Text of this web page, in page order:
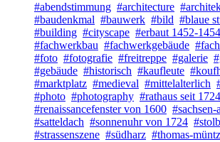
#abendstimmung #architecture
#baudenkmal #bauwerk #bild #blaue
#building #cityscape #erbaut 1452-1454
#fachwerkbau #fachwerkgebäude
#foto #fotografie #freitreppe #galerie
#gebäude #historisch #kaufleute
#marktplatz #medieval #mittelalterlich
#photo #photography #rathaus seit 1724
#renaissancefenster von 1600 #sachsen-
#satteldach #sonnenuhr von 1724
#strassenszene #südharz #thomas-